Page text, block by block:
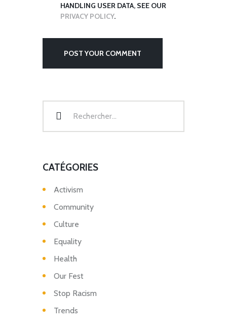
HANDLING USER DATA, SEE OUR
PRIVACY POLICY.
CATÉGORIES
Activism
Community
Culture
Equality
Health
Our Fest
Stop Racism
Trends